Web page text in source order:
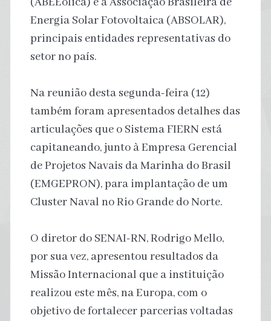
Energia Solar Fotovoltaica (ABSOLAR),
principais entidades representativas do
setor no país.
Na reunião desta segunda-feira (12)
também foram apresentados detalhes das
articulações que o Sistema FIERN está
capitaneando, junto à Empresa Gerencial
de Projetos Navais da Marinha do Brasil
(EMGEPRON), para implantação de um
Cluster Naval no Rio Grande do Norte.
O diretor do SENAI-RN, Rodrigo Mello,
por sua vez, apresentou resultados da
Missão Internacional que a instituição
realizou este mês, na Europa, com o
objetivo de fortalecer parcerias voltadas